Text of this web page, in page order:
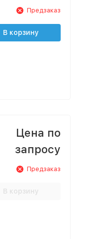
Предзаказ
В корзину
Цена по
запросу
Предзаказ
В корзину